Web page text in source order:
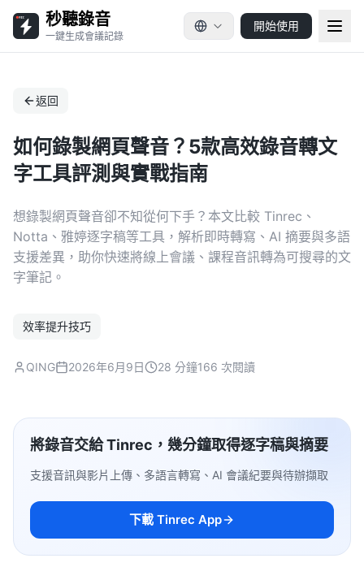
秒聽錄音
一鍵生成會議記錄
開始使用
返回
如何錄製網頁聲音？5款高效錄音轉文
字工具評測與實戰指南
想錄製網頁聲音卻不知從何下手？本文比較 Tinrec、
Notta、雅婷逐字稿等工具，解析即時轉寫、AI 摘要與多語
支援差異，助你快速將線上會議、課程音訊轉為可搜尋的文
字筆記。
效率提升技巧
QING 2026年6月9日 28 分鐘166 次閱讀
將錄音交給 Tinrec，幾分鐘取得逐字稿與摘要
支援音訊與影片上傳、多語言轉寫、AI 會議紀要與待辦擷取
下載 Tinrec App